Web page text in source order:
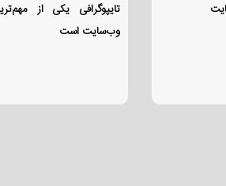
تایپوگرافی یکی از
وب‌سایت است